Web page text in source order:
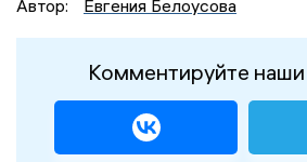
Автор:
Евгения Белоусова
Комментируйте наши